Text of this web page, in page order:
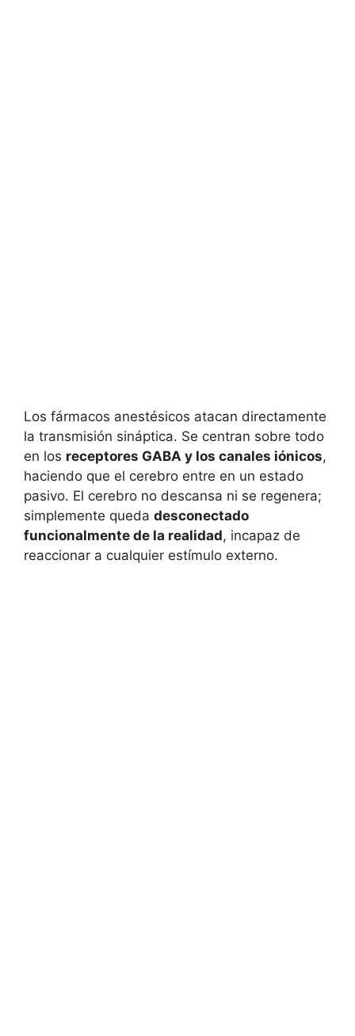
Los fármacos anestésicos atacan directamente
la transmisión sináptica. Se centran sobre todo
en los receptores GABA y los canales iónicos,
haciendo que el cerebro entre en un estado
pasivo. El cerebro no descansa ni se regenera;
simplemente queda desconectado
funcionalmente de la realidad, incapaz de
reaccionar a cualquier estímulo externo.